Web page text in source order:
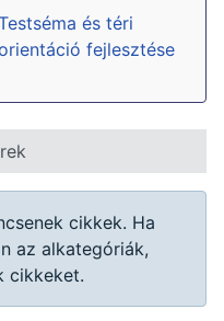
és téri
fejlesztése
cikkek. Ha
az alkategóriák,
cikkeket.